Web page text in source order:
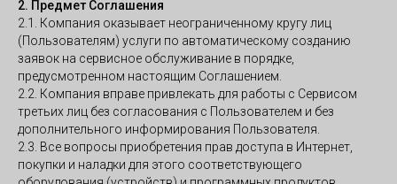
2. Предмет Соглашения
2.1. Компания оказывает неограниченному кругу лиц
(Пользователям) услуги по автоматическому созданию
заявок на сервисное обслуживание в порядке,
предусмотренном настоящим Соглашением.
2.2. Компания вправе привлекать для работы с Сервисом
третьих лиц без согласования с Пользователем и без
дополнительного информирования Пользователя.
2.3. Все вопросы приобретения прав доступа в Интернет,
покупки и наладки для этого соответствующего